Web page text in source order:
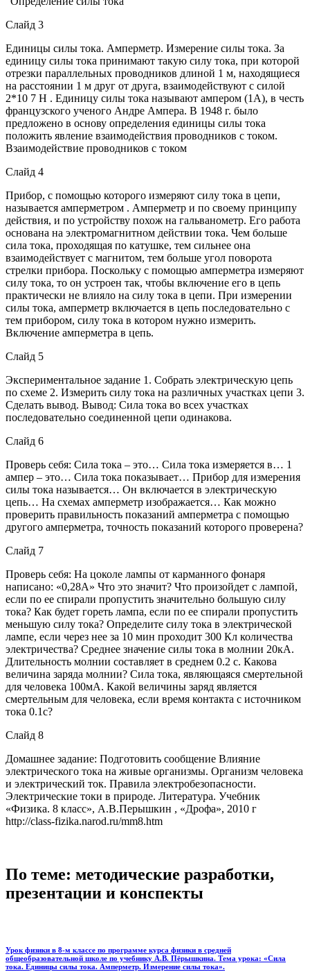
Слайд 3
Единицы силы тока. Амперметр. Измерение силы тока. За
единицу силы тока принимают такую силу тока, при которой
отрезки параллельных проводников длиной 1 м, находящиеся
на расстоянии 1 м друг от друга, взаимодействуют с силой
2*10 7 Н . Единицу силы тока называют ампером (1А), в честь
французского ученого Андре Ампера. В 1948 г. было
предложено в основу определения единицы силы тока
положить явление взаимодействия проводников с током.
Взаимодействие проводников с током
Слайд 4
Прибор, с помощью которого измеряют силу тока в цепи,
называется амперметром . Амперметр и по своему принципу
действия, и по устройству похож на гальванометр. Его работа
основана на электромагнитном действии тока. Чем больше
сила тока, проходящая по катушке, тем сильнее она
взаимодействует с магнитом, тем больше угол поворота
стрелки прибора. Поскольку с помощью амперметра измеряют
силу тока, то он устроен так, чтобы включение его в цепь
практически не влияло на силу тока в цепи. При измерении
силы тока, амперметр включается в цепь последовательно с
тем прибором, силу тока в котором нужно измерить.
Включение амперметра в цепь.
Слайд 5
Экспериментальное задание 1. Собрать электрическую цепь
по схеме 2. Измерить силу тока на различных участках цепи 3.
Сделать вывод. Вывод: Сила тока во всех участках
последовательно соединенной цепи одинакова.
Слайд 6
Проверь себя: Сила тока – это… Сила тока измеряется в… 1
ампер – это… Сила тока показывает… Прибор для измерения
силы тока называется… Он включается в электрическую
цепь… На схемах амперметр изображается… Как можно
проверить правильность показаний амперметра с помощью
другого амперметра, точность показаний которого проверена?
Слайд 7
Проверь себя: На цоколе лампы от карманного фонаря
написано: «0,28А» Что это значит? Что произойдет с лампой,
если по ее спирали пропустить значительно большую силу
тока? Как будет гореть лампа, если по ее спирали пропустить
меньшую силу тока? Определите силу тока в электрической
лампе, если через нее за 10 мин проходит 300 Кл количества
электричества? Среднее значение силы тока в молнии 20кА.
Длительность молнии составляет в среднем 0.2 с. Какова
величина заряда молнии? Сила тока, являющаяся смертельной
для человека 100мА. Какой величины заряд является
смертельным для человека, если время контакта с источником
тока 0.1с?
Слайд 8
Домашнее задание: Подготовить сообщение Влияние
электрического тока на живые организмы. Организм человека
и электрический ток. Правила электробезопасности.
Электрические токи в природе. Литература. Учебник
«Физика. 8 класс», А.В.Перышкин , «Дрофа», 2010 г
http://class-fizika.narod.ru/mm8.htm
По теме: методические разработки,
презентации и конспекты
Урок физики в 8-м классе по программе курса физики в средней
общеобразовательной школе по учебнику А.В. Пёрышкина. Тема урока: «Сила
тока. Единицы силы тока. Амперметр. Измерение силы тока».